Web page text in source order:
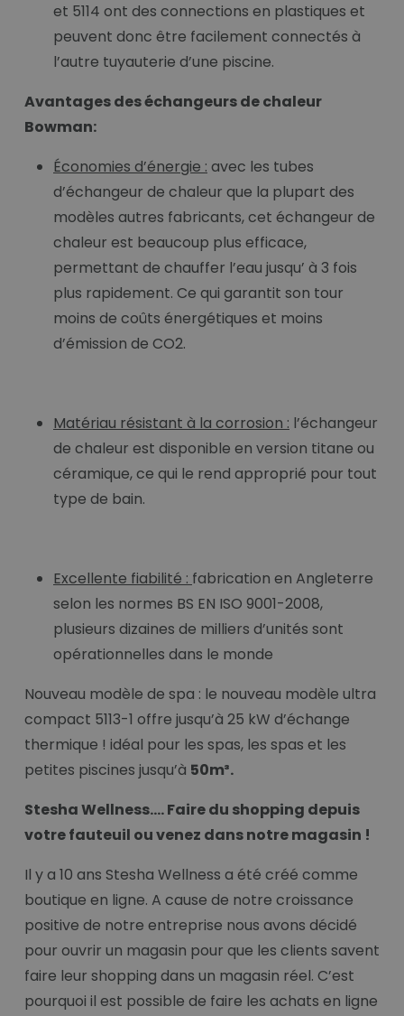
et 5114 ont des connections en plastiques et
peuvent donc être facilement connectés à
l’autre tuyauterie d’une piscine.
Avantages des échangeurs de chaleur
Bowman:
Économies d’énergie : avec les tubes
d’échangeur de chaleur que la plupart des
modèles autres fabricants, cet échangeur de
chaleur est beaucoup plus efficace,
permettant de chauffer l’eau jusqu’ à 3 fois
plus rapidement. Ce qui garantit son tour
moins de coûts énergétiques et moins
d’émission de CO2.
Matériau résistant à la corrosion : l’échangeur
de chaleur est disponible en version titane ou
céramique, ce qui le rend approprié pour tout
type de bain.
Excellente fiabilité : fabrication en Angleterre
selon les normes BS EN ISO 9001-2008,
plusieurs dizaines de milliers d’unités sont
opérationnelles dans le monde
Nouveau modèle de spa : le nouveau modèle ultra
compact 5113-1 offre jusqu’à 25 kW d’échange
thermique ! idéal pour les spas, les spas et les
petites piscines jusqu’à 50m³.
Stesha Wellness…. Faire du shopping depuis
votre fauteuil ou venez dans notre magasin !
Il y a 10 ans Stesha Wellness a été créé comme
boutique en ligne. A cause de notre croissance
positive de notre entreprise nous avons décidé
pour ouvrir un magasin pour que les clients savent
faire leur shopping dans un magasin réel. C’est
pourquoi il est possible de faire les achats en ligne